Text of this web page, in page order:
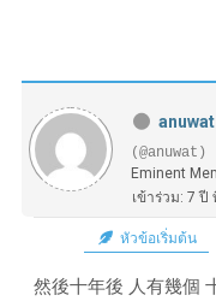
anuwat
(@anuwat)
Eminent
เข้าร่วม: 7 ปี
หัวข้อเริ่มต้น
然後十年後 人有幾個